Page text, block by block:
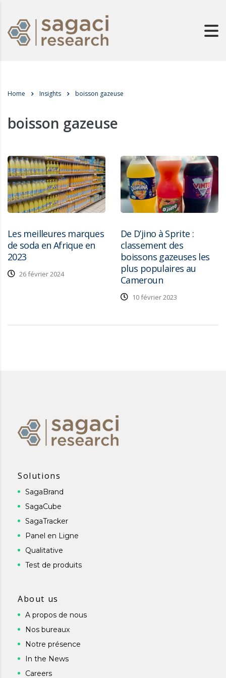
Home Insights boisson gazeuse
boisson gazeuse
Les meilleures marques
de soda en Afrique en
2023
26 février 2024
De D’jino à Sprite :
classement des
boissons gazeuses les
plus populaires au
Cameroun
10 février 2023
Solutions
SagaBrand
SagaCube
SagaTracker
Panel en Ligne
Qualitative
Test de produits
About us
A propos de nous
Nos bureaux
Notre présence
In the News
Careers